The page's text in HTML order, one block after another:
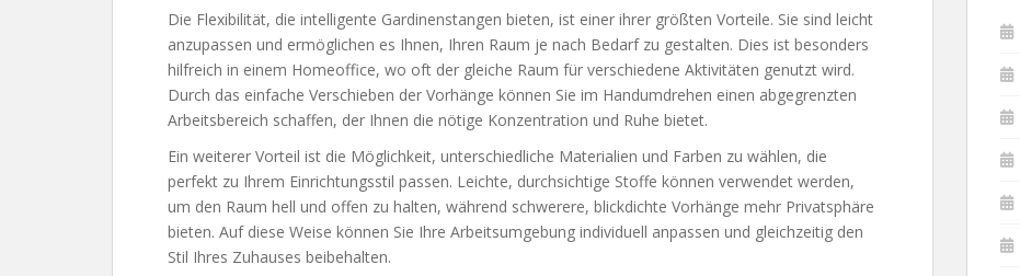
Die Flexibilität, die intelligente Gardinenstangen bieten, ist einer ihrer größten Vorteile. Sie sind leicht
anzupassen und ermöglichen es Ihnen, Ihren Raum je nach Bedarf zu gestalten. Dies ist besonders
hilfreich in einem Homeoffice, wo oft der gleiche Raum für verschiedene Aktivitäten genutzt wird.
Durch das einfache Verschieben der Vorhänge können Sie im Handumdrehen einen abgegrenzten
Arbeitsbereich schaffen, der Ihnen die nötige Konzentration und Ruhe bietet.
Ein weiterer Vorteil ist die Möglichkeit, unterschiedliche Materialien und Farben zu wählen, die
perfekt zu Ihrem Einrichtungsstil passen. Leichte, durchsichtige Stoffe können verwendet werden,
um den Raum hell und offen zu halten, während schwerere, blickdichte Vorhänge mehr Privatsphäre
bieten. Auf diese Weise können Sie Ihre Arbeitsumgebung individuell anpassen und gleichzeitig den
Stil Ihres Zuhauses beibehalten.